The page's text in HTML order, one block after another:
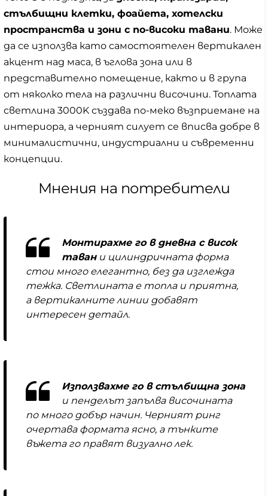
стълбищни клетки, фоайета, хотелски
пространства и зони с по-високи тавани. Може
да се използва като самостоятелен вертикален
акцент над маса, в ъглова зона или в
представително помещение, както и в група
от няколко тела на различни височини. Топлата
светлина 3000K създава по-меко възприемане на
интериора, а черният силует се вписва добре в
минималистични, индустриални и съвременни
концепции.
Мнения на потребители
Монтирахме го в дневна с висок
тавани цилиндричната форма
стои много елегантно, без да изглежда
тежка. Светлината е топла и приятна,
а вертикалните линии добавят
интересен детайл.
Използвахме го в стълбищна зона
и пенделът запълва височината
по много добър начин. Черният ринг
очертава формата ясно, а тънките
въжета го правят визуално лек.